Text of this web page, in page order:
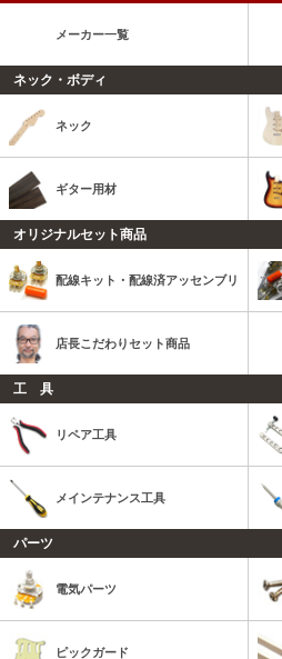
メーカー一覧
ネック・ボディ
ネック
ギター用材
オリジナルセット商品
配線キット・配線済アッセンブリ
店長こだわりセット商品
工 具
リペア工具
メインテナンス工具
パーツ
電気パーツ
ピックガード